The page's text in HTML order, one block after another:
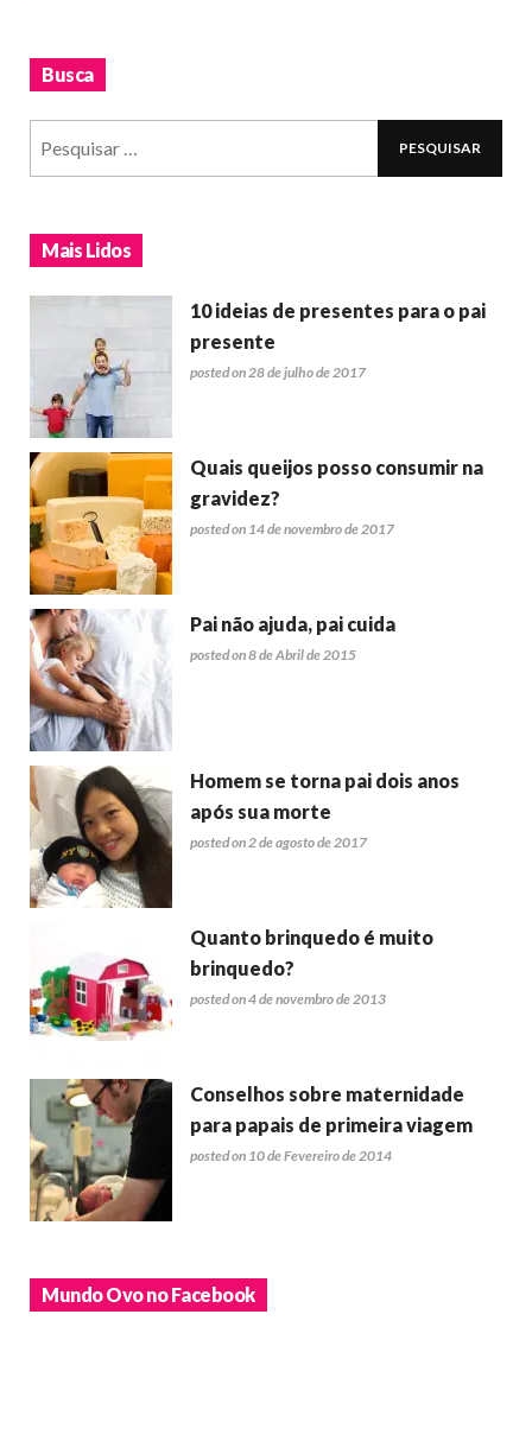
Busca
Mais Lidos
10 ideias de presentes para o pai
presente
posted on 28 de julho de 2017
Quais queijos posso consumir na
gravidez?
posted on 14 de novembro de 2017
Pai não ajuda, pai cuida
posted on 8 de Abril de 2015
Homem se torna pai dois anos
após sua morte
posted on 2 de agosto de 2017
Quanto brinquedo é muito
brinquedo?
posted on 4 de novembro de 2013
Conselhos sobre maternidade
para papais de primeira viagem
posted on 10 de Fevereiro de 2014
Mundo Ovo no Facebook